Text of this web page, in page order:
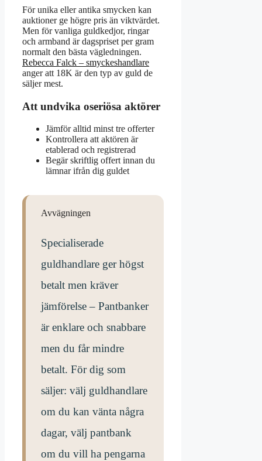
För unika eller antika smycken kan
auktioner ge högre pris än viktvärdet.
Men för vanliga guldkedjor, ringar
och armband är dagspriset per gram
normalt den bästa vägledningen.
Rebecca Falck – smyckeshandlare
anger att 18K är den typ av guld de
säljer mest.
Att undvika oseriösa aktörer
Jämför alltid minst tre offerter
Kontrollera att aktören är
etablerad och registrerad
Begär skriftlig offert innan du
lämnar ifrån dig guldet
Avvägningen
Specialiserade
guldhandlare ger högst
betalt men kräver
jämförelse – Pantbanker
är enklare och snabbare
men du får mindre
betalt. För dig som
säljer: välj guldhandlare
om du kan vänta några
dagar, välj pantbank
om du vill ha pengarna